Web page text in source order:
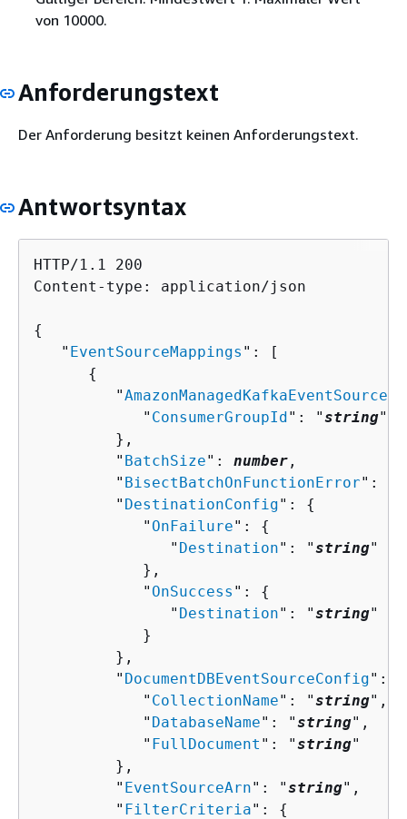
von 10000.
Anforderungstext
Der Anforderung besitzt keinen Anforderungstext.
Antwortsyntax
HTTP/1.1 200
Content-type: application/json
{
   "
EventSourceMappings ": [
{
         "
            "
ConsumerGroupId": "string"
         },
         "
BatchSize": number ,
         "
BisectBatchOnFunctionError":
         "
DestinationConfig": {
            "
OnFailure": {
               "
Destination": "string"
            },
            "
OnSuccess ": {
               "
Destination": "string"
            }
         },
         "
DocumentDBEventSourceConfig":
            "
CollectionName": "string",
            "
DatabaseName": "string",
            "
FullDocument ": "string"
         },
         "
EventSourceArn": "string",
         "
FilterCriteria": {